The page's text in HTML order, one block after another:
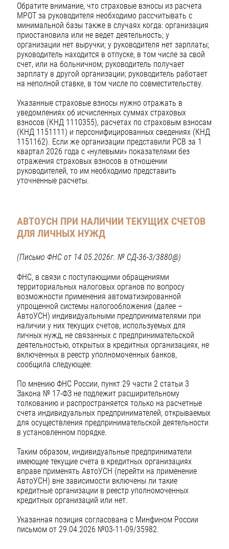
Обратите внимание, что страховые взносы из расчета
МРОТ за руководителя необходимо рассчитывать с
минимальной базы также в случаях когда: организация
приостановила или не ведет деятельность; у
организации нет выручки; у руководителя нет зарплаты;
руководитель находится в отпуске, в том числе за свой
счет, или на больничном; руководитель получает
зарплату в другой организации; руководитель работает
на неполной ставке, в том числе по совместительству.
Указанные страховые взносы нужно отражать в
уведомлениях об исчисленных суммах страховых
взносов (КНД 1110355), расчетах по страховым взносам
(КНД 1151111) и персонифицированных сведениях (КНД
1151162). Если же организации представили РСВ за 1
квартал 2026 года с «нулевыми» показателями без
отражения страховых взносов в отношении
руководителей, то им необходимо представить
уточненные расчеты.
АВТОУСН ПРИ НАЛИЧИИ ТЕКУЩИХ СЧЕТОВ
ДЛЯ ЛИЧНЫХ НУЖД
(Письмо ФНС от 14.05.2026г. № СД-36-3/3880@)
ФНС, в связи с поступающими обращениями
территориальных налоговых органов по вопросу
возможности применения автоматизированной
упрощенной системы налогообложения (далее –
АвтоУСН) индивидуальными предпринимателями при
наличии у них текущих счетов, используемых для
личных нужд, не связанных с предпринимательской
деятельностью, открытых в кредитных организациях, не
включенных в реестр уполномоченных банков,
сообщила следующее:
По мнению ФНС России, пункт 29 части 2 статьи 3
Закона № 17-ФЗ не подлежит расширительному
толкованию и распространяется только на расчетные
счета индивидуальных предпринимателей, открываемых
для осуществления предпринимательской деятельности
в установленном порядке.
Таким образом, индивидуальные предприниматели
имеющие текущие счета в кредитных организациях
вправе применять АвтоУСН (перейти на применение
АвтоУСН) вне зависимости включены ли такие
кредитные организации в реестр уполномоченных
кредитных организаций или нет.
Указанная позиция согласована с Минфином России
письмом от 29.04.2026 №03-11-09/35982.